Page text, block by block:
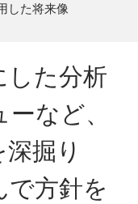
した将来像
した分析
など、
掘り
で方針を